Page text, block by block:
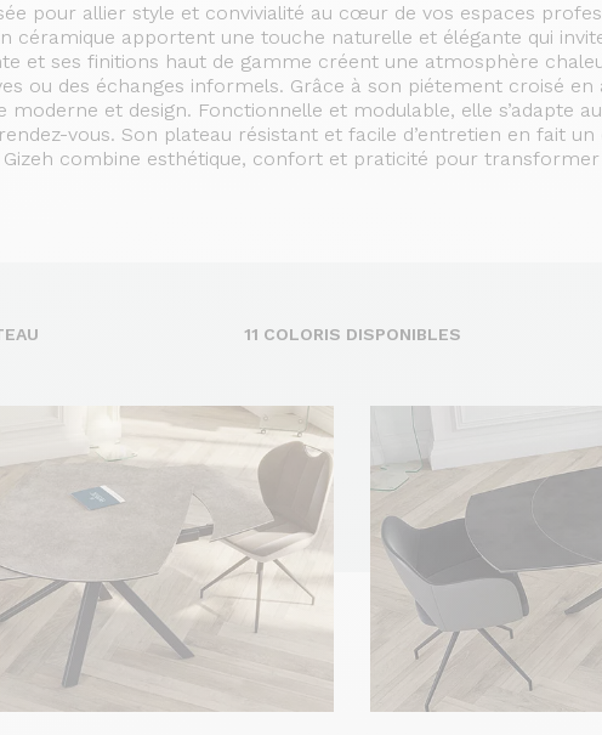
pour allier style et convivialité au cœur de vos espaces
céramique apportent une touche naturelle et élégante qui
et ses finitions haut de gamme créent une atmosphère
ou des échanges informels. Grâce à son piétement croisé en
et design. Fonctionnelle et modulable, elle s’adapte
vous. Son plateau résistant et facile d’entretien en fait un
combine esthétique, confort et praticité pour transformer
11 COLORIS DISPONIBLES